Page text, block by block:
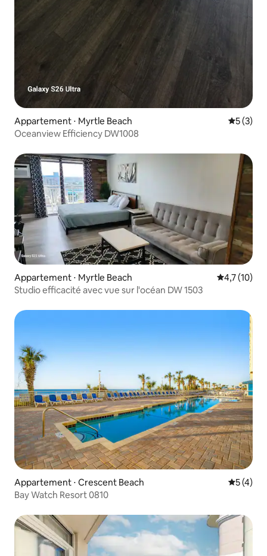
Appartement ⋅ Myrtle Beach
5 (3)
Oceanview Efficiency DW1008
Appartement ⋅ Myrtle Beach Évaluation
4,7 (10)
Studio efficacité avec vue sur l'océan DW 1503
Appartement ⋅ Crescent Beach
5 (4)
Bay Watch Resort 0810